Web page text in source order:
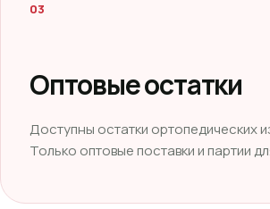
03
Оптовые остатки
Доступны остатки ортопедических
Только оптовые поставки и партии